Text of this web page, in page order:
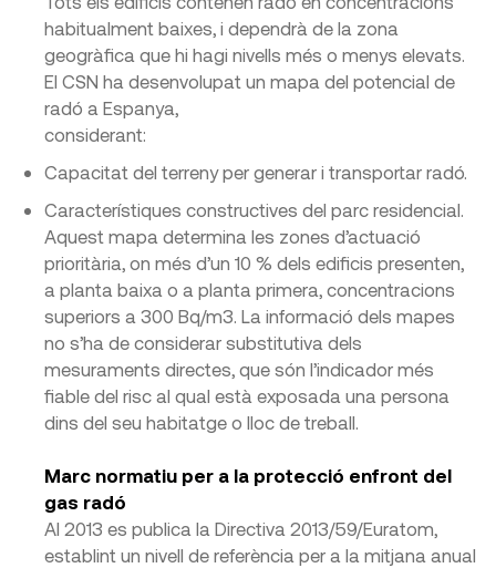
habitualment baixes, i dependrà de la zona
geogràfica que hi hagi nivells més o menys elevats.
El CSN ha desenvolupat un mapa del potencial de
radó a Espanya,
considerant:
Capacitat del terreny per generar i transportar radó.
Característiques constructives del parc residencial.
Aquest mapa determina les zones d’actuació
prioritària, on més d’un 10 % dels edificis presenten,
a planta baixa o a planta primera, concentracions
superiors a 300 Bq/m3. La informació dels mapes
no s’ha de considerar substitutiva dels
mesuraments directes, que són l’indicador més
fiable del risc al qual està exposada una persona
dins del seu habitatge o lloc de treball.
Marc normatiu per a la protecció enfront del
gas radó
Al 2013 es publica la Directiva 2013/59/Euratom,
establint un nivell de referència per a la mitjana anual